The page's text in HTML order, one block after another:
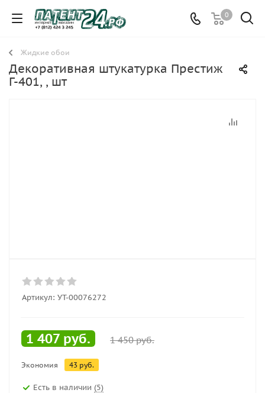
0
Жидкие обои
Декоративная штукатурка Престиж
Г-401, , шт
Артикул: УТ-00076272
1 407 руб. 1 450руб.
Экономия 43 руб.
Есть в наличии (5)